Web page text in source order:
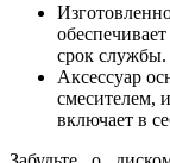
срок службы.
Аксессуар
смесителем,
включает в